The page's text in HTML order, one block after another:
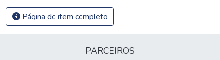
Página do item completo
PARCEIROS